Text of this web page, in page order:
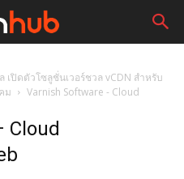
ปิดตัวโซลูชั่นเวอร์ชวล vCDN สำหรับ
ม
Varnish Software - Cloud
Cloud